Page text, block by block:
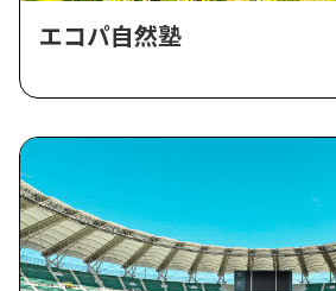
エコパ自然塾